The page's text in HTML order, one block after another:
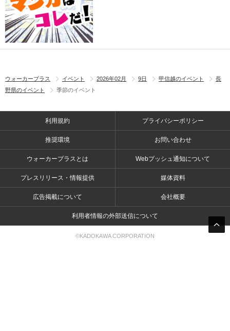
ウォーカープラス イベント 2026年02月 9日 甲信越のイベント
長
野県のイベント
季節のイベント
利用規約 プライバシーポリシー
推奨環境 お問い合わせ
ウォーカープラスとは Webプッシュ通知について
プレスリリース・情報提供 媒体資料
広告掲載について 会社概要
利用者情報の外部送信について
©KADOKAWA CORPORATION